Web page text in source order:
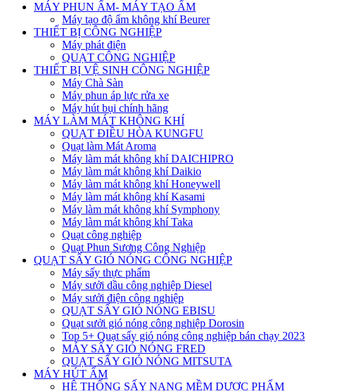
MÁY PHUN ẨM- MÁY TẠO ẨM
Máy tạo độ ẩm không khí Beurer
THIẾT BỊ CÔNG NGHIỆP
Máy phát điện
QUẠT CÔNG NGHIỆP
THIẾT BỊ VỆ SINH CÔNG NGHIỆP
Máy Chà Sàn
Máy phun áp lực rửa xe
Máy hút bụi chính hãng
MÁY LÀM MÁT KHÔNG KHÍ
QUẠT ĐIỀU HÒA KUNGFU
Quạt làm Mát Aroma
Máy làm mát không khí DAICHIPRO
Máy làm mát không khí Daikio
Máy làm mát không khí Honeywell
Máy làm mát không khí Kasami
Máy làm mát không khí Symphony
Máy làm mát không khí Taka
Quạt công nghiệp
Quạt Phun Sương Công Nghiệp
QUẠT SẤY GIÓ NÓNG CÔNG NGHIỆP
Máy sấy thực phẩm
Máy sưởi dầu công nghiệp Diesel
Máy sưởi điện công nghiệp
QUẠT SẤY GIÓ NÓNG EBISU
Quạt sưởi gió nóng công nghiệp Dorosin
Top 5+ Quạt sấy gió nóng công nghiệp bán chạy 2023
MÁY SẤY GIÓ NÓNG FRED
QUẠT SẤY GIÓ NÓNG MITSUTA
MÁY HÚT ẨM
HỆ THỐNG SẤY NANG MỀM DƯỢC PHẨM